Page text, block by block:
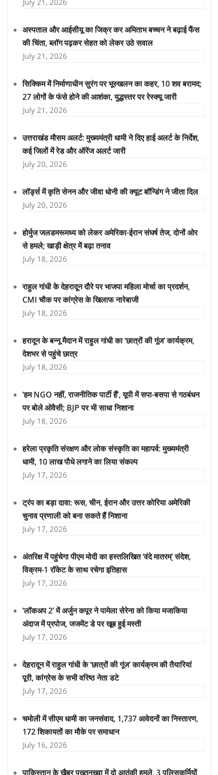
अस्पताल और आईसीयू का जिक्र कर अमिताभ बच्चन ने बढ़ाई फैंस
की चिंता, ब्लॉग पढ़कर सेहत को लेकर उठे सवाल
July 21, 2026
सिक्किम में निर्माणाधीन सुरंग पर भूस्खलन का कहर, 10 शव बरामद;
27 लोगों के फंसे होने की आशंका, युद्धस्तर पर रेस्क्यू जारी
July 21, 2026
उत्तराखंड मौसम अलर्ट: मुख्यमंत्री धामी ने दिए हाई अलर्ट के निर्देश,
कई जिलों में रेड और ऑरेंज अलर्ट जारी
July 20, 2026
लॉर्ड्स में कृति सेनन और जीवा धोनी की क्यूट बॉन्डिंग ने जीता दिल
July 20, 2026
होर्मुज जलडमरूमध्य को लेकर अमेरिका-ईरान संघर्ष तेज, दोनों ओर
से हमले; खाड़ी क्षेत्र में बढ़ा तनाव
July 18, 2026
राहुल गांधी के देहरादून दौरे पर भाजपा महिला मोर्चा का प्रदर्शन,
CMI चौक पर कांग्रेस के खिलाफ नारेबाजी
July 18, 2026
हरादून के बन्नू मैदान में राहुल गांधी का ‘छात्रों की गूंज’ कार्यक्रम,
देशभर से पहुंचे छात्र
July 18, 2026
‘हम NGO नहीं, राजनीतिक पार्टी हैं’, यूपी में सपा-बसपा से गठबंधन
पर बोले ओवैसी; BJP पर भी साधा निशाना
July 18, 2026
हरेला प्रकृति संरक्षण और लोक संस्कृति का महापर्व: मुख्यमंत्री
धामी, 10 लाख पौधे लगाने का लिया संकल्प
July 17, 2026
ट्रंप का बड़ा दावा: रूस, चीन, ईरान और उत्तर कोरिया अमेरिकी
चुनाव प्रणाली को बना सकते हैं निशाना
July 17, 2026
अंतरिक्ष में पहुंचेगा पीएम मोदी का हस्तलिखित ‘वंदे मातरम्’ संदेश,
विक्रम-1 रॉकेट के साथ रचेगा इतिहास
July 17, 2026
‘लॉकअप 2’ में अर्जुन कपूर ने पामेला सेरेना को किया मजाकिया
अंदाज में प्रपोज, जजमेंट डे पर खूब हुई मस्ती
July 17, 2026
देहरादून में राहुल गांधी के ‘छात्रों की गूंज’ कार्यक्रम की तैयारियां
पूरी, कांग्रेस के सभी वरिष्ठ नेता डटे
July 17, 2026
चमोली में सीएम धामी का जनसंवाद, 1,737 आवेदनों का निस्तारण,
172 शिकायतों का मौके पर समाधान
July 16, 2026
पाकिस्तान के खैबर पख्तूनख्वा में दो आतंकी हमले, 3 पुलिसकर्मियों